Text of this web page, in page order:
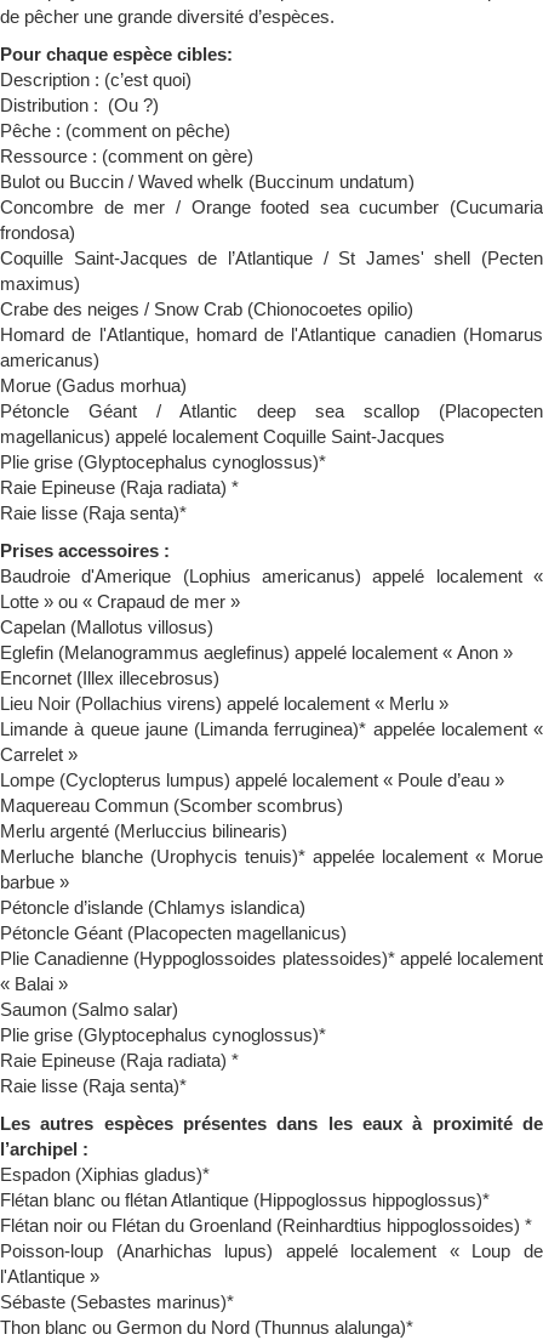
de pêcher une grande diversité d’espèces.
Pour chaque espèce cibles:
Description : (c’est quoi)
Distribution : (Ou ?)
Pêche : (comment on pêche)
Ressource : (comment on gère)
Bulot ou Buccin / Waved whelk (Buccinum undatum)
Concombre de mer / Orange footed sea cucumber (Cucumaria
frondosa)
Coquille Saint-Jacques de l’Atlantique / St James' shell (Pecten
maximus)
Crabe des neiges / Snow Crab (Chionocoetes opilio)
Homard de l'Atlantique, homard de l'Atlantique canadien (Homarus
americanus)
Morue (Gadus morhua)
Pétoncle Géant / Atlantic deep sea scallop (Placopecten
magellanicus) appelé localement Coquille Saint-Jacques
Plie grise (Glyptocephalus cynoglossus)*
Raie Epineuse (Raja radiata) *
Raie lisse (Raja senta)*
Prises accessoires :
Baudroie d'Amerique (Lophius americanus) appelé localement «
Lotte » ou « Crapaud de mer »
Capelan (Mallotus villosus)
Eglefin (Melanogrammus aeglefinus) appelé localement « Anon »
Encornet (Illex illecebrosus)
Lieu Noir (Pollachius virens) appelé localement « Merlu »
Limande à queue jaune (Limanda ferruginea)* appelée localement «
Carrelet »
Lompe (Cyclopterus lumpus) appelé localement « Poule d’eau »
Maquereau Commun (Scomber scombrus)
Merlu argenté (Merluccius bilinearis)
Merluche blanche (Urophycis tenuis)* appelée localement « Morue
barbue »
Pétoncle d’islande (Chlamys islandica)
Pétoncle Géant (Placopecten magellanicus)
Plie Canadienne (Hyppoglossoides platessoides)* appelé localement
« Balai »
Saumon (Salmo salar)
Plie grise (Glyptocephalus cynoglossus)*
Raie Epineuse (Raja radiata) *
Raie lisse (Raja senta)*
Les autres espèces présentes dans les eaux à proximité de
l’archipel :
Espadon (Xiphias gladus)*
Flétan blanc ou flétan Atlantique (Hippoglossus hippoglossus)*
Flétan noir ou Flétan du Groenland (Reinhardtius hippoglossoides) *
Poisson-loup (Anarhichas lupus) appelé localement « Loup de
l'Atlantique »
Sébaste (Sebastes marinus)*
Thon blanc ou Germon du Nord (Thunnus alalunga)*